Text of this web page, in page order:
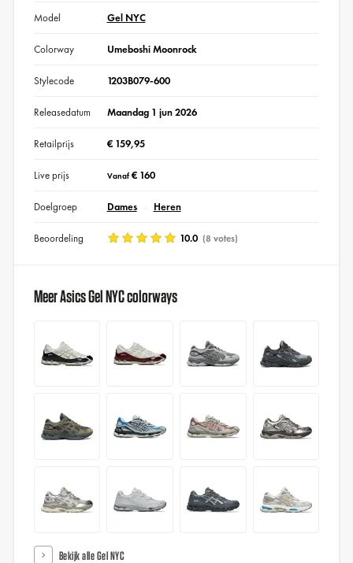
Model Gel NYC
Colorway Umeboshi Moonrock
Stylecode 1203B079-600
Releasedatum Maandag 1 jun 2026
Retailprijs € 159,95
Live prijs Vanaf€ 160
Doelgroep Dames Heren
Beoordeling 10.0 (8 votes)
Meer Asics Gel NYC colorways
Bekijk alle Gel NYC